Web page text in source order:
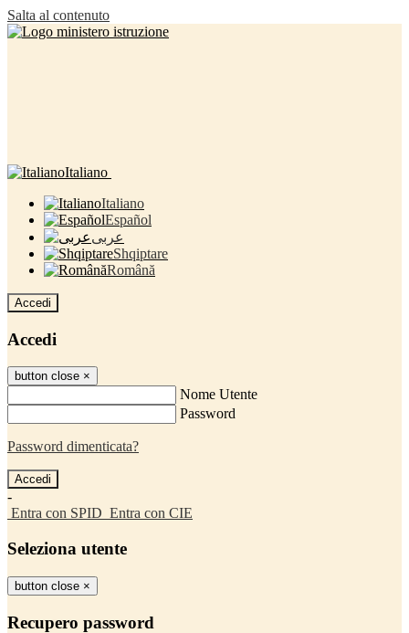
Salta al contenuto
Italiano
Italiano
Español
عربى
Shqiptare
Română
Accedi
Accedi
button close ×
Nome Utente
Password
Password dimenticata?
-
Entra con SPID Entra con CIE
Seleziona utente
button close ×
Recupero password